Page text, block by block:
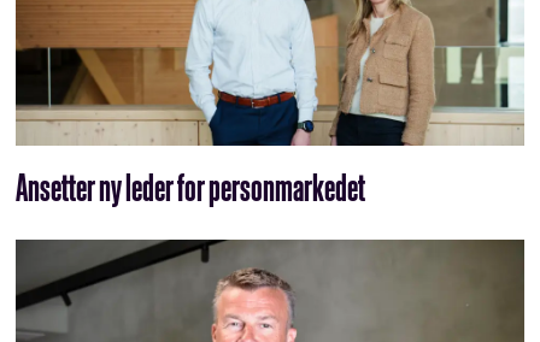
Ansetter ny leder for personmarkedet